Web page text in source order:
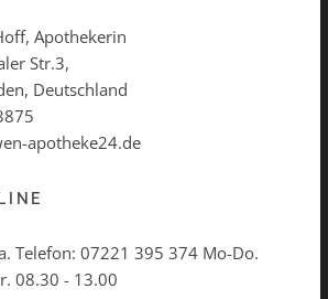
Apothekerin
Str.3,
Deutschland
apotheke24.de
Telefon: 07221 395 374 Mo-Do.
08.30 - 13.00